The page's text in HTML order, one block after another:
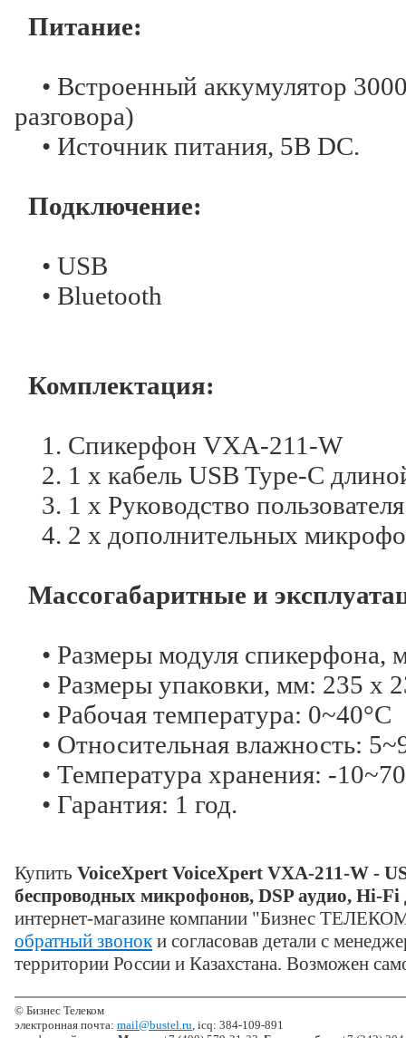
Питание:
• Встроенный аккумулятор
разговора)
• Источник питания, 5В DC.
Подключение:
• USB
• Bluetooth
Комплектация:
1. Спикерфон VXA-211-W
2. 1 х кабель USB Type-C
3. 1 х Руководство пользователя
4. 2 х дополнительных
Массогабаритные и
• Размеры модуля спикерфона,
• Размеры упаковки, мм: 235 х
• Рабочая температура: 0~40°C
• Относительная влажность:
• Температура хранения: -
• Гарантия: 1 год.
Купить VoiceXpert VoiceXpert VXA-211-W -
беспроводных микрофонов, DSP аудио, Hi-
интернет-магазине компании "Бизнес
обратный звоноки согласовав детали с
территории России и Казахстана. Возможен
© Бизнес Телеком
электронная почта: mail@bustel.ru, icq: 384-109-891